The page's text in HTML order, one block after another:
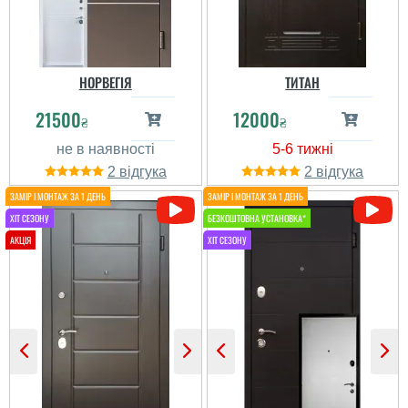
читати всі відгуки
двери,покажет
время,переждём зиму и
читати всі відгуки
НОРВЕГІЯ
21500₴
2
ТИТАН
12000₴
2